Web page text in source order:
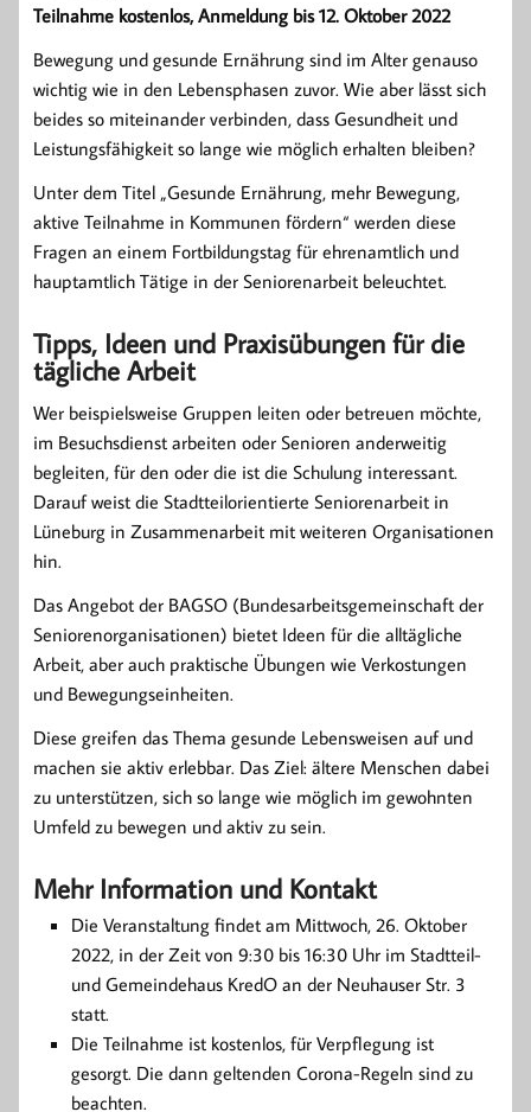
Teilnahme kostenlos, Anmeldung bis 12. Oktober 2022
Bewegung und gesunde Ernährung sind im Alter genauso
wichtig wie in den Lebensphasen zuvor. Wie aber lässt sich
beides so miteinander verbinden, dass Gesundheit und
Leistungsfähigkeit so lange wie möglich erhalten bleiben?
Unter dem Titel „Gesunde Ernährung, mehr Bewegung,
aktive Teilnahme in Kommunen fördern“ werden diese
Fragen an einem Fortbildungstag für ehrenamtlich und
hauptamtlich Tätige in der Seniorenarbeit beleuchtet.
Tipps, Ideen und Praxisübungen für die
tägliche Arbeit
Wer beispielsweise Gruppen leiten oder betreuen möchte,
im Besuchsdienst arbeiten oder Senioren anderweitig
begleiten, für den oder die ist die Schulung interessant.
Darauf weist die Stadtteilorientierte Seniorenarbeit in
Lüneburg in Zusammenarbeit mit weiteren Organisationen
hin.
Das Angebot der BAGSO (Bundesarbeitsgemeinschaft der
Seniorenorganisationen) bietet Ideen für die alltägliche
Arbeit, aber auch praktische Übungen wie Verkostungen
und Bewegungseinheiten.
Diese greifen das Thema gesunde Lebensweisen auf und
machen sie aktiv erlebbar. Das Ziel: ältere Menschen dabei
zu unterstützen, sich so lange wie möglich im gewohnten
Umfeld zu bewegen und aktiv zu sein.
Mehr Information und Kontakt
Die Veranstaltung findet am Mittwoch, 26. Oktober
2022, in der Zeit von 9:30 bis 16:30 Uhr im Stadtteil-
und Gemeindehaus KredO an der Neuhauser Str. 3
statt.
Die Teilnahme ist kostenlos, für Verpflegung ist
gesorgt. Die dann geltenden Corona-Regeln sind zu
beachten.